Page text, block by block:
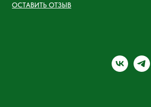
ОСТАВИТЬ ОТЗЫВ